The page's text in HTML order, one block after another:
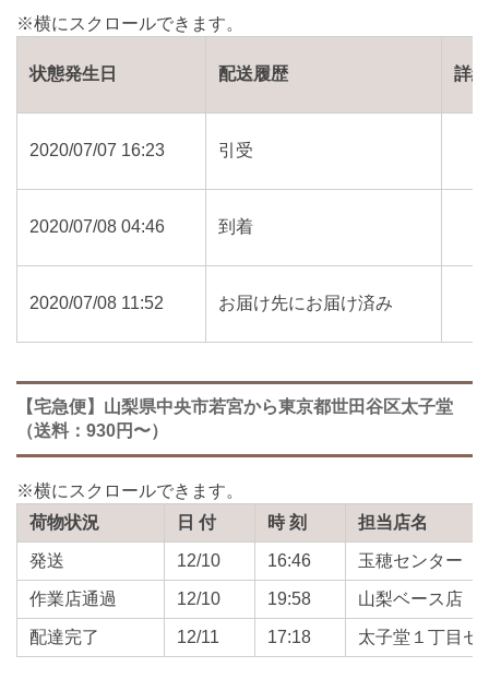
状態発生日 配送履歴 詳細
2020/07/07 16:23 引受
2020/07/08 04:46 到着
2020/07/08 11:52 お届け先にお届け済み
【宅急便】山梨県中央市若宮から東京都世田谷区太子堂
（送料：930円〜）
荷物状況 日 付 時 刻 担当店名
発送 12/10 16:46 玉穂センター
作業店通過 12/10 19:58 山梨ベース店
配達完了 12/11 17:18 太子堂１丁目セ